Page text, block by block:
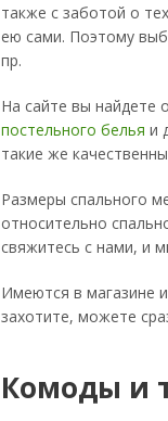
также с заботой о
ею сами. Поэтому
пр.
На сайте вы найдете
постельного белья и
такие же
Размеры спального
относительно
свяжитесь с нами, и
Имеются в магазине
захотите, можете
Комоды и